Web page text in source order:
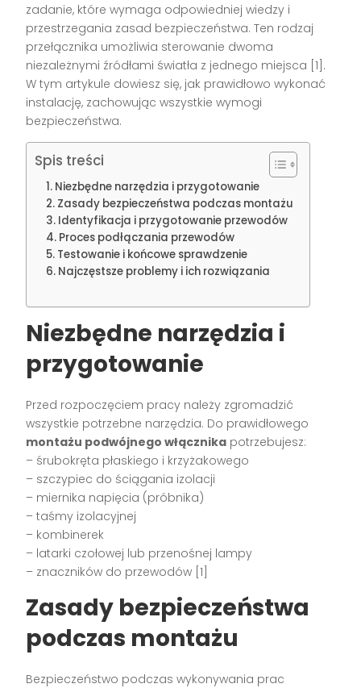
zadanie, które wymaga odpowiedniej wiedzy i
przestrzegania zasad bezpieczeństwa. Ten rodzaj
przełącznika umożliwia sterowanie dwoma
niezależnymi źródłami światła z jednego miejsca [1].
W tym artykule dowiesz się, jak prawidłowo wykonać
instalację, zachowując wszystkie wymogi
bezpieczeństwa.
Spis treści
Niezbędne narzędzia i przygotowanie
Zasady bezpieczeństwa podczas montażu
Identyfikacja i przygotowanie przewodów
Proces podłączania przewodów
Testowanie i końcowe sprawdzenie
Najczęstsze problemy i ich rozwiązania
Niezbędne narzędzia i
przygotowanie
Przed rozpoczęciem pracy należy zgromadzić
wszystkie potrzebne narzędzia. Do prawidłowego
montażu podwójnego włącznika potrzebujesz:
– śrubokręta płaskiego i krzyżakowego
– szczypiec do ściągania izolacji
– miernika napięcia (próbnika)
– taśmy izolacyjnej
– kombinerek
– latarki czołowej lub przenośnej lampy
– znaczników do przewodów [1]
Zasady bezpieczeństwa
podczas montażu
Bezpieczeństwo podczas wykonywania prac